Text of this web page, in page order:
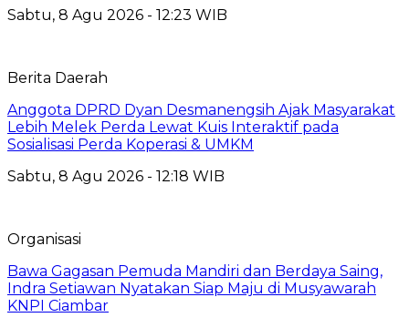
Sabtu, 8 Agu 2026 - 12:23 WIB
Berita Daerah
Anggota DPRD Dyan Desmanengsih Ajak Masyarakat
Lebih Melek Perda Lewat Kuis Interaktif pada
Sosialisasi Perda Koperasi & UMKM
Sabtu, 8 Agu 2026 - 12:18 WIB
Organisasi
Bawa Gagasan Pemuda Mandiri dan Berdaya Saing,
Indra Setiawan Nyatakan Siap Maju di Musyawarah
KNPI Ciambar